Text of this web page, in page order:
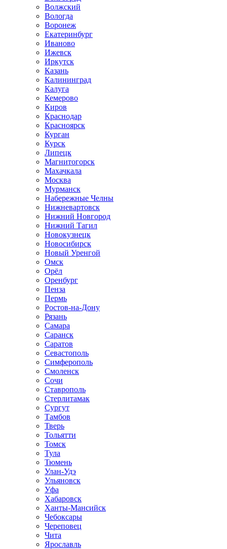
Волжский
Вологда
Воронеж
Екатеринбург
Иваново
Ижевск
Иркутск
Казань
Калининград
Калуга
Кемерово
Киров
Краснодар
Красноярск
Курган
Курск
Липецк
Магнитогорск
Махачкала
Москва
Мурманск
Набережные Челны
Нижневартовск
Нижний Новгород
Нижний Тагил
Новокузнецк
Новосибирск
Новый Уренгой
Омск
Орёл
Оренбург
Пенза
Пермь
Ростов-на-Дону
Рязань
Самара
Саранск
Саратов
Севастополь
Симферополь
Смоленск
Сочи
Ставрополь
Стерлитамак
Сургут
Тамбов
Тверь
Тольятти
Томск
Тула
Тюмень
Улан-Удэ
Ульяновск
Уфа
Хабаровск
Ханты-Мансийск
Чебоксары
Череповец
Чита
Ярославль